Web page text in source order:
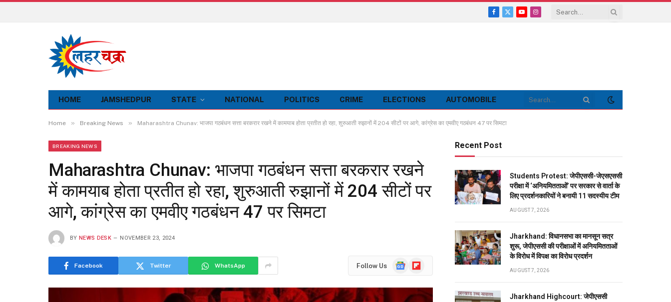
Facebook
X
YouTubeInstagram
HOME JAMSHEDPUR STATE NATIONAL POLITICS CRIME ELECTIONS AUTOMOBILE
Home » Breaking News » Maharashtra Chunav: भाजपा गठबंधन सत्ता बरकरार रखने में कामयाब होता प्रतीत हो रहा, शुरुआती रुझानों में 204 सीटों पर आगे, कांग्रेस का एमवीए गठबंधन 47 पर सिमटा
BREAKING NEWS
Maharashtra Chunav: भाजपा गठबंधन सत्ता बरकरार रखने
में कामयाब होता प्रतीत हो रहा, शुरुआती रुझानों में 204 सीटों पर
आगे, कांग्रेस का एमवीए गठबंधन 47 पर सिमटा
BY NEWS DESK NOVEMBER 23, 2024
Facebook Twitter WhatsApp Follow Us
GoogleFlipboard
Recent Post
Students Protest: जेपीएससी-जेएसएससी
परीक्षा में ‘अनियमितताओं’ पर सरकार से वार्ता के
लिए प्रदर्शनकारियों ने बनायी 11 सदस्यीय टीम
AUGUST 7, 2026
Jharkhand: विधानसभा का मानसून सत्र
शुरू, जेपीएससी की परीक्षाओं में अनियमितताओं
के विरोध में विपक्ष का विरोध प्रदर्शन
AUGUST 7, 2026
Jharkhand Highcourt: जेपीएससी